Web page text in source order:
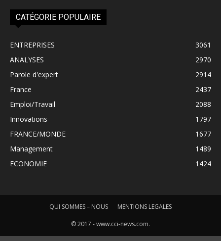
CATÉGORIE POPULAIRE
ENTREPRISES
3061
ANALYSES
2970
Parole d'expert
2914
France
2437
Emploi/Travail
2088
Innovations
1797
FRANCE/MONDE
1677
Management
1489
ECONOMIE
1424
QUI SOMMES – NOUS MENTIONS LEGALES
© 2017 - www.cci-news.com.